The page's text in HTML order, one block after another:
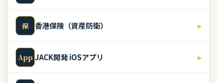
保 香港保険（資産防衛） ▸
App JACK開発 iOSアプリ ▸